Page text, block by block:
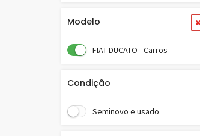
Modelo
FIAT DUCATO - Carros
Condição
Seminovo e usado